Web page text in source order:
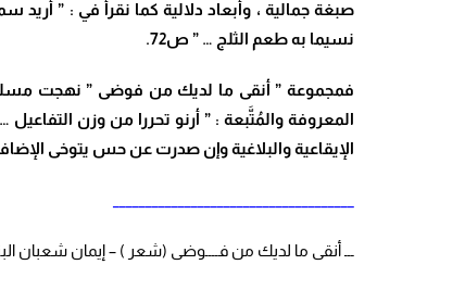
صبغة جمالية ، وأبعاد دلالية كما نقرأ في : ” أريد
نسيما به طعم الثلج … ” ص72.
فمجموعة ” أنقى ما لديك من فوضى ” نهجت مسلكا
الإيقاعية والبلاغية وإن صدرت عن حس يتوخى
ـــ أنقى ما لديك من فــــوضى (شعر ) – إيمان شعبان